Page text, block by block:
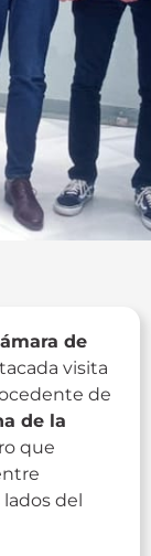
de
visita
de
de la
que
del